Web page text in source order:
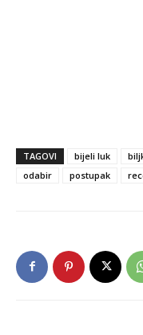
TAGOVI bijeli luk
odabir
postupak